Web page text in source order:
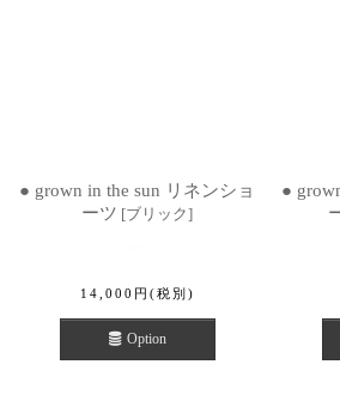
● grown in the sun リネンショ
ーツ [ブリック]
14,000 円 (税別)
Option
●